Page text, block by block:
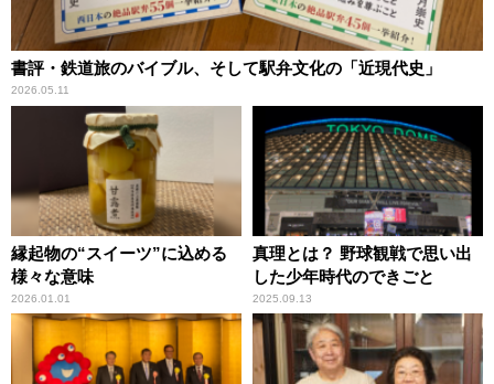
書評・鉄道旅のバイブル、そして駅弁文化の「近現代史」
2026.05.11
縁起物の“スイーツ”に込める
様々な意味
2026.01.01
真理とは？ 野球観戦で思い出
した少年時代のできごと
2025.09.13